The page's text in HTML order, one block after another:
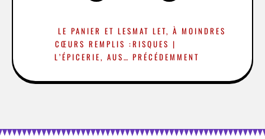
LE PANIER ET LES
CŒURS REMPLIS :
L’ÉPICERIE, AUSSI
QU’INDISPENSABLE
MAT LET, À MOINDRES
RISQUES |
PRÉCÉDEMMENT